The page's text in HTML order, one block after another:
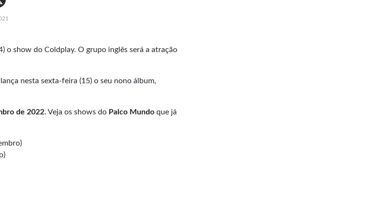
o show do Coldplay. O grupo inglês será a atração
nesta sexta-feira (15) o seu nono álbum,
de 2022. Veja os shows do Palco Mundo que já